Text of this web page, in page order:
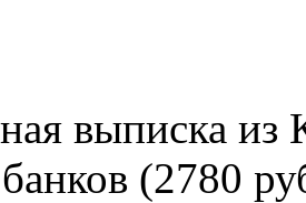
выписка из
(2780